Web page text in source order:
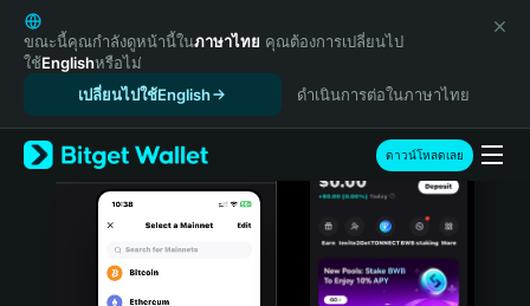
English
日本語
Tiếng Việt
Español (Latinoamérica)
Türkçe
Italiano
ขณะนี้คุณกำลังดูหน้านี้ในภาษาไทย คุณต้องการเปลี่ยนไป
ใช้Englishหรือไม่
เปลี่ยนไปใช้English
ดำเนินการต่อในภาษาไทย
ดาวน์โหลดเลย